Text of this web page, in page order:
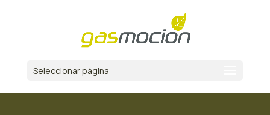
Seleccionar página